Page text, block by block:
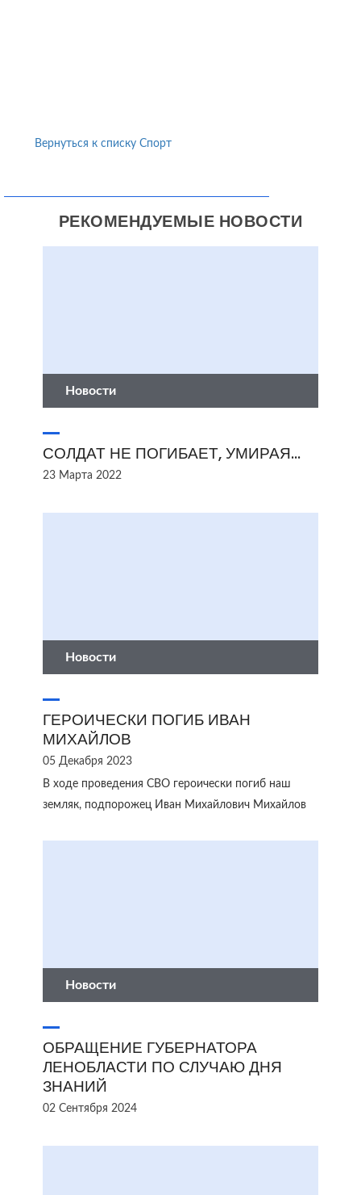
Вернуться к списку Спорт
РЕКОМЕНДУЕМЫЕ НОВОСТИ
Новости
СОЛДАТ НЕ ПОГИБАЕТ, УМИРАЯ...
23 Марта 2022
Новости
ГЕРОИЧЕСКИ ПОГИБ ИВАН
МИХАЙЛОВ
05 Декабря 2023
В ходе проведения СВО героически погиб наш
земляк, подпорожец Иван Михайлович Михайлов
Новости
ОБРАЩЕНИЕ ГУБЕРНАТОРА
ЛЕНОБЛАСТИ ПО СЛУЧАЮ ДНЯ
ЗНАНИЙ
02 Сентября 2024